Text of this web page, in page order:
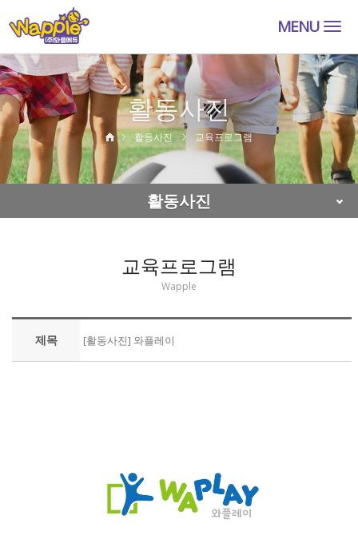
MENU
활동사진
활동사진 교육프로그램
활동사진
교육프로그램
Wapple
제목 [활동사진] 와플레이